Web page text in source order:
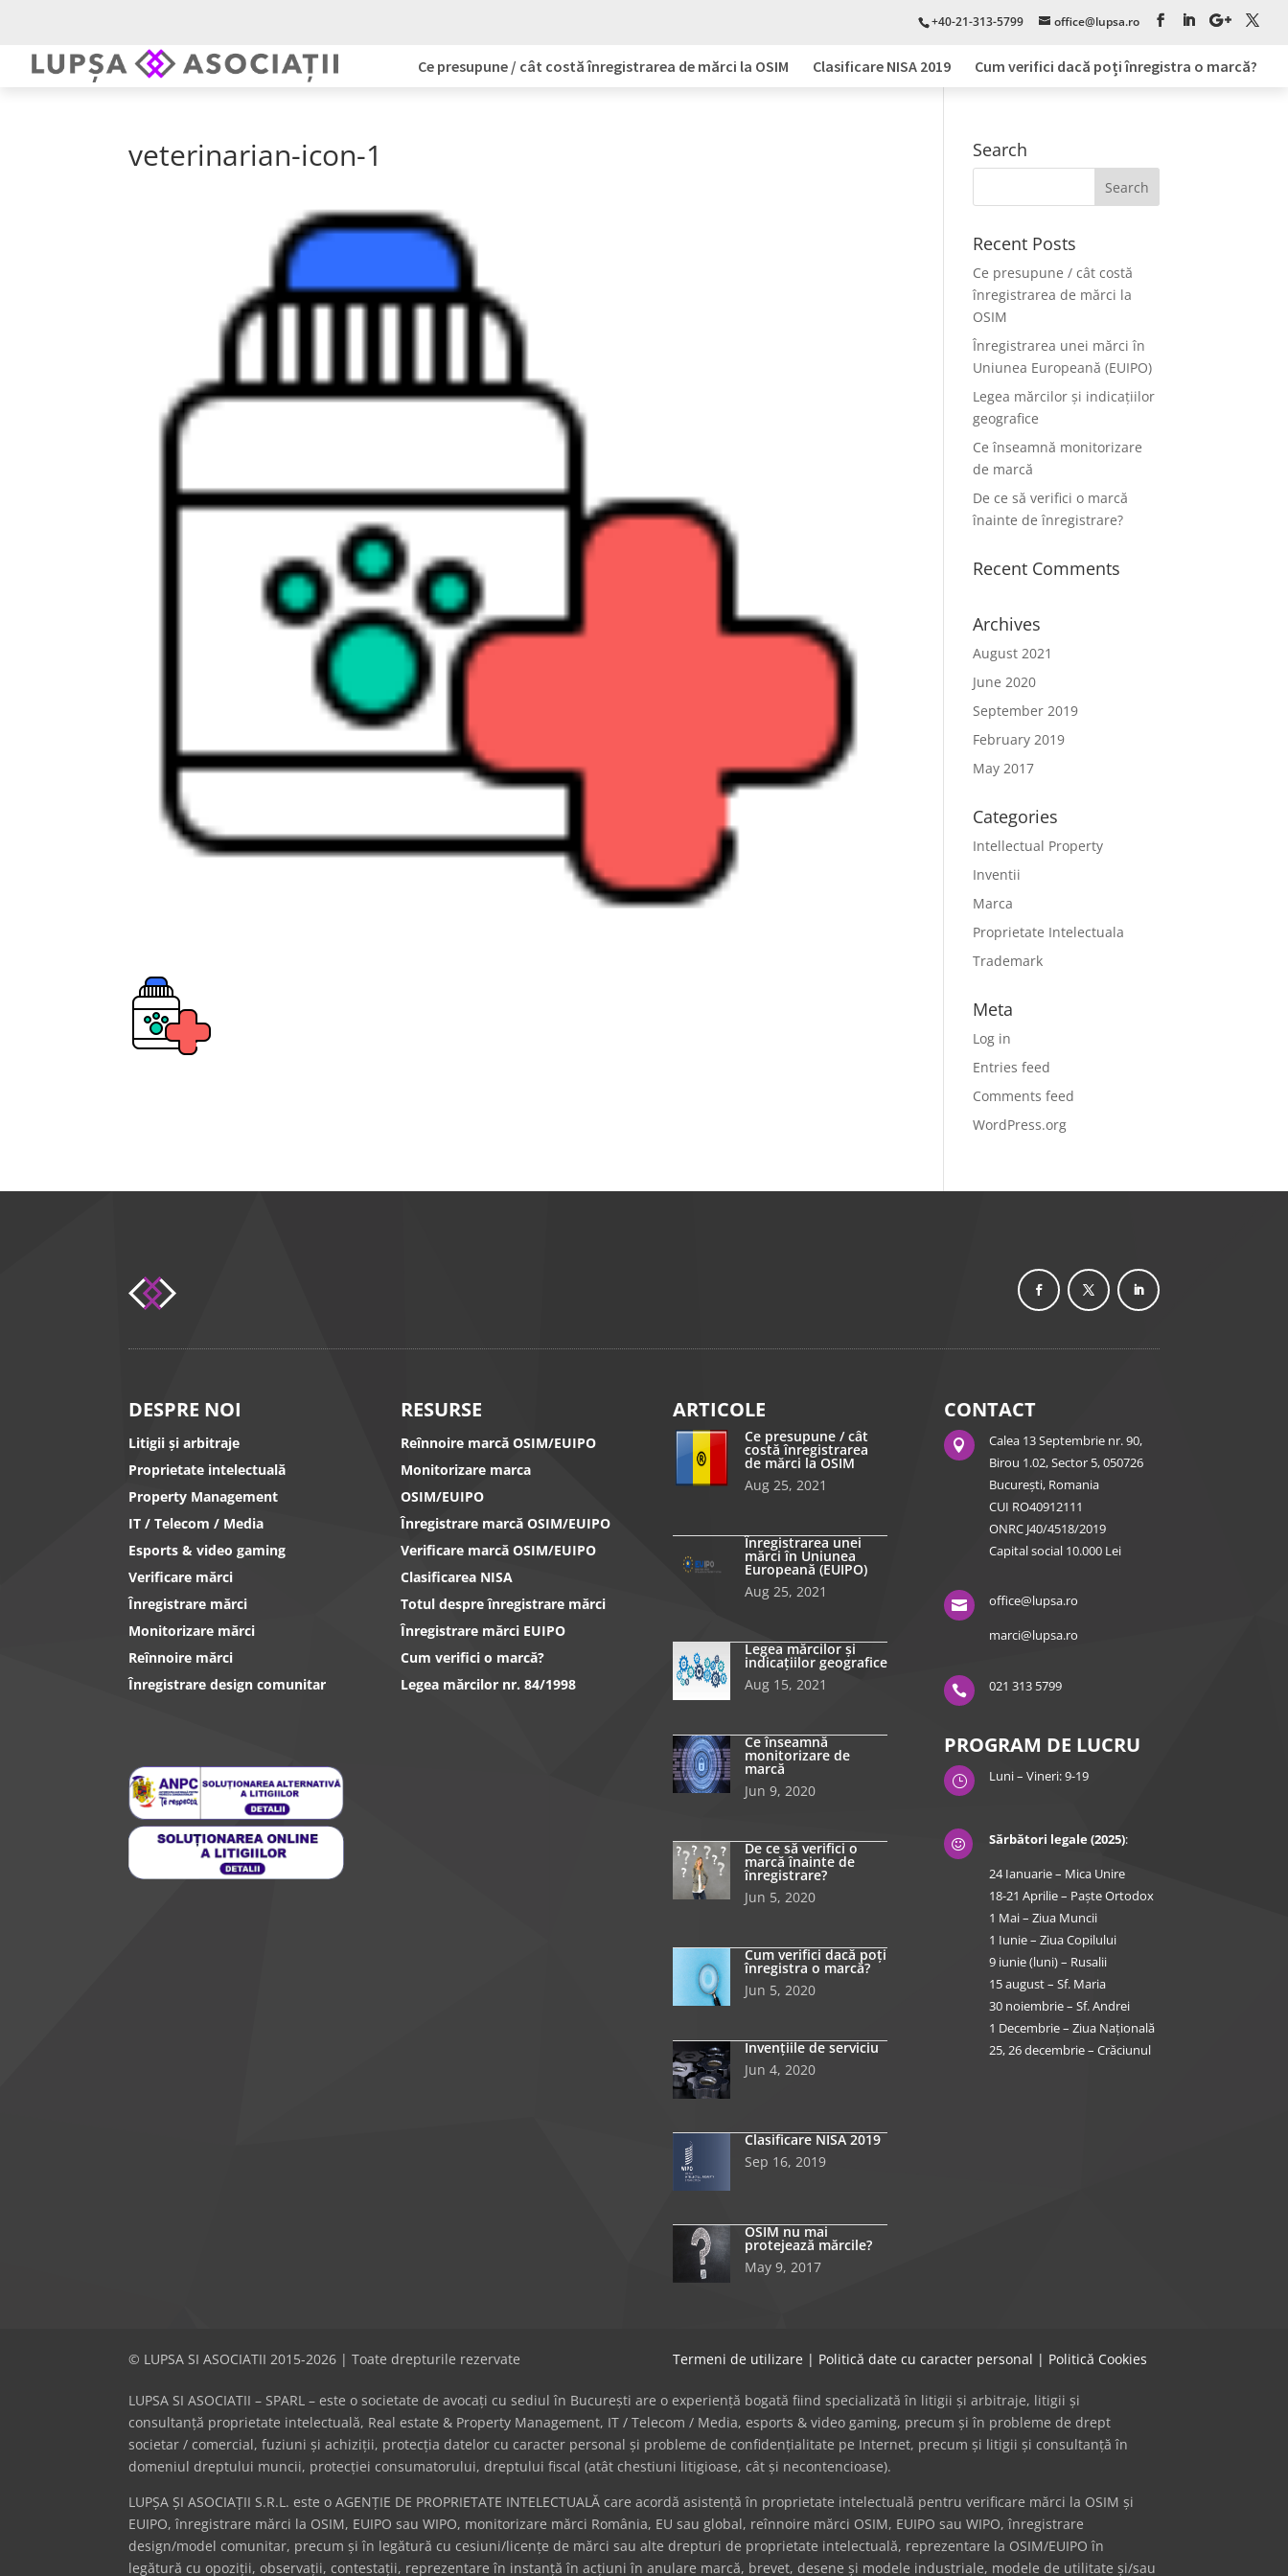
+40-21-313-5799 office@lupsa.ro
Ce presupune / cât costă înregistrarea de mărci la OSIM Clasificare NISA 2019 Cum verifici dacă poți înregistra o marcă?
veterinarian-icon-1 Search
Recent Posts
Ce presupune / cât costă
înregistrarea de mărci la
OSIM
Înregistrarea unei mărci în
Uniunea Europeană (EUIPO)
Legea mărcilor și indicațiilor
geografice
Ce înseamnă monitorizare
de marcă
De ce să verifici o marcă
înainte de înregistrare?
Recent Comments
Archives
August 2021
June 2020
September 2019
February 2019
May 2017
Categories
Intellectual Property
Inventii
Marca
Proprietate Intelectuala
Trademark
Meta
Log in
Entries feed
Comments feed
WordPress.org
DESPRE NOI
Litigii și arbitraje
Proprietate intelectuală
Property Management
IT / Telecom / Media
Esports & video gaming
Verificare mărci
Înregistrare mărci
Monitorizare mărci
Reînnoire mărci
Înregistrare design comunitar
RESURSE
Reînnoire marcă OSIM/EUIPO
Monitorizare marca
OSIM/EUIPO
Înregistrare marcă OSIM/EUIPO
Verificare marcă OSIM/EUIPO
Clasificarea NISA
Totul despre înregistrare mărci
Înregistrare mărci EUIPO
Cum verifici o marcă?
Legea mărcilor nr. 84/1998
ARTICOLE
Ce presupune / cât
costă înregistrarea
de mărci la OSIM
Aug 25, 2021
Înregistrarea unei
mărci în Uniunea
Europeană (EUIPO)
Aug 25, 2021
Legea mărcilor și
indicațiilor geografice
Aug 15, 2021
Ce înseamnă
monitorizare de
marcă
Jun 9, 2020
De ce să verifici o
marcă înainte de
înregistrare?
Jun 5, 2020
Cum verifici dacă poți
înregistra o marcă?
Jun 5, 2020
Invențiile de serviciu
Jun 4, 2020
Clasificare NISA 2019
Sep 16, 2019
OSIM nu mai
protejează mărcile?
May 9, 2017
CONTACT

Calea 13 Septembrie nr. 90,
Birou 1.02, Sector 5, 050726
București, Romania
CUI RO40912111
ONRC J40/4518/2019
Capital social 10.000 Lei

office@lupsa.ro
marci@lupsa.ro
 021 313 5799
PROGRAM DE LUCRU
} Luni – Vineri: 9-19
 Sărbători legale (2025):
24 Ianuarie – Mica Unire
18-21 Aprilie – Paște Ortodox
1 Mai – Ziua Muncii
1 Iunie – Ziua Copilului
9 iunie (luni) – Rusalii
15 august – Sf. Maria
30 noiembrie – Sf. Andrei
1 Decembrie – Ziua Națională
25, 26 decembrie – Crăciunul
© LUPSA SI ASOCIATII 2015-2026 | Toate drepturile rezervate Termeni de utilizare | Politică date cu caracter personal | Politică Cookies
LUPSA SI ASOCIATII – SPARL – este o societate de avocați cu sediul în București are o experiență bogată fiind specializată în litigii și arbitraje, litigii și
consultanță proprietate intelectuală, Real estate & Property Management, IT / Telecom / Media, esports & video gaming, precum și în probleme de drept
societar / comercial, fuziuni și achiziții, protecția datelor cu caracter personal și probleme de confidențialitate pe Internet, precum și litigii și consultanță în
domeniul dreptului muncii, protecției consumatorului, dreptului fiscal (atât chestiuni litigioase, cât și necontencioase).
LUPȘA ȘI ASOCIAȚII S.R.L. este o AGENȚIE DE PROPRIETATE INTELECTUALĂ care acordă asistență în proprietate intelectuală pentru verificare mărci la OSIM și
EUIPO, înregistrare mărci la OSIM, EUIPO sau WIPO, monitorizare mărci România, EU sau global, reînnoire mărci OSIM, EUIPO sau WIPO, înregistrare
design/model comunitar, precum și în legătură cu cesiuni/licențe de mărci sau alte drepturi de proprietate intelectuală, reprezentare la OSIM/EUIPO în
legătură cu opoziții, observații, contestații, reprezentare în instanță în acțiuni în anulare marcă, brevet, desene și modele industriale, modele de utilitate și/sau